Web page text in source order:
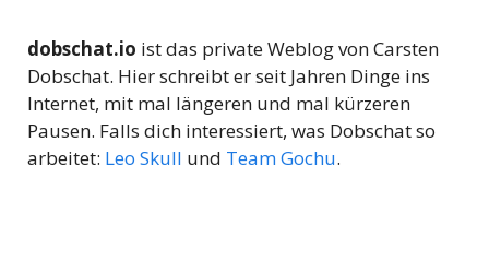
dobschat.io ist das private Weblog von Carsten
Dobschat. Hier schreibt er seit Jahren Dinge ins
Internet, mit mal längeren und mal kürzeren
Pausen. Falls dich interessiert, was Dobschat so
arbeitet: Leo Skull und Team Gochu.